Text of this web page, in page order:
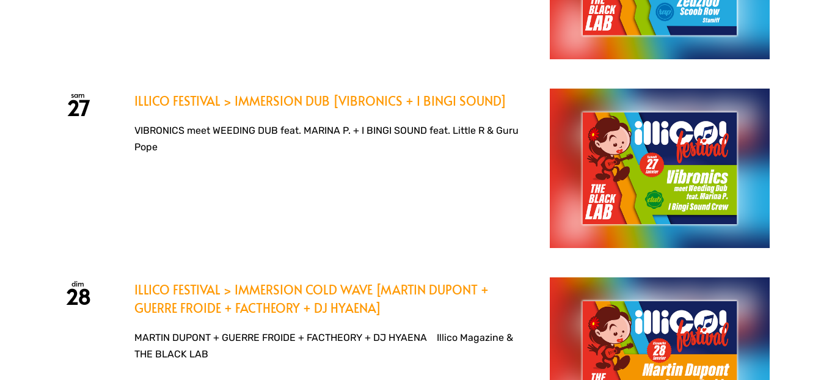
sam
27 ILLICO FESTIVAL > IMMERSION DUB [VIBRONICS + I BINGI SOUND]
VIBRONICS meet WEEDING DUB feat. MARINA P. + I BINGI SOUND feat. Little R & Guru
Pope
dim
28
ILLICO FESTIVAL > IMMERSION COLD WAVE [MARTIN DUPONT +
GUERRE FROIDE + FACTHEORY + DJ HYAENA]
MARTIN DUPONT + GUERRE FROIDE + FACTHEORY + DJ HYAENA Illico Magazine &
THE BLACK LAB